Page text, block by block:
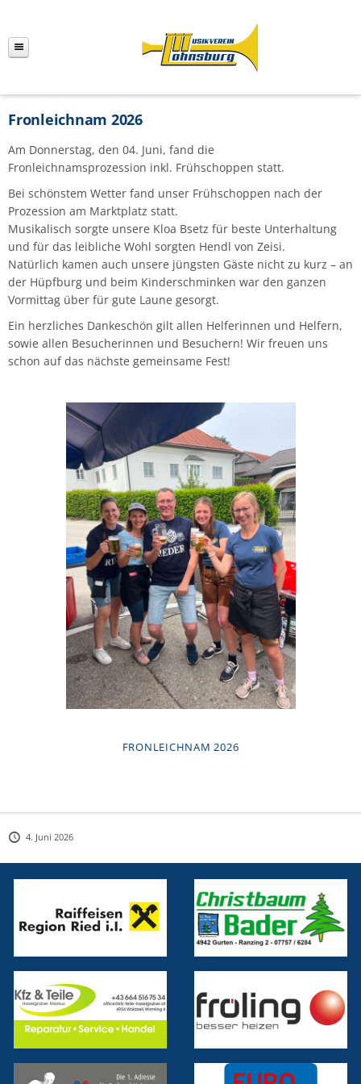
Fronleichnam 2026
Am Donnerstag, den 04. Juni, fand die
Fronleichnamsprozession inkl. Frühschoppen statt.
Bei schönstem Wetter fand unser Frühschoppen nach der
Prozession am Marktplatz statt.
Musikalisch sorgte unsere Kloa Bsetz für beste Unterhaltung
und für das leibliche Wohl sorgten Hendl von Zeisi.
Natürlich kamen auch unsere jüngsten Gäste nicht zu kurz – an
der Hüpfburg und beim Kinderschminken war den ganzen
Vormittag über für gute Laune gesorgt.
Ein herzliches Dankeschön gilt allen Helferinnen und Helfern,
sowie allen Besucherinnen und Besuchern! Wir freuen uns
schon auf das nächste gemeinsame Fest!
FRONLEICHNAM 2026
4. Juni 2026